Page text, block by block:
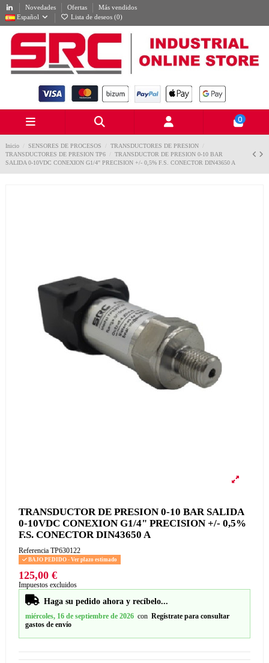
Novedades Ofertas
Más vendidos
Español
Lista de deseos (0)
0
Inicio SENSORES DE PROCESOS
TRANSDUCTORES DE PRESION
TRANSDUCTORES DE PRESION TP6
TRANSDUCTOR DE PRESION 0-10 BAR
SALIDA 0-10VDC CONEXION G1/4" PRECISION +/- 0,5% F.S. CONECTOR DIN43650 A
TRANSDUCTOR DE PRESION 0-10 BAR SALIDA
0-10VDC CONEXION G1/4" PRECISION +/- 0,5%
F.S. CONECTOR DIN43650 A
Referencia TP630122
BAJO PEDIDO - Ver plazo estimado
125,00 €
Impuestos excluidos
Haga su pedido ahora y recíbelo...
miércoles, 16 de septiembre de 2026 con Regístrate para consultar
gastos de envío